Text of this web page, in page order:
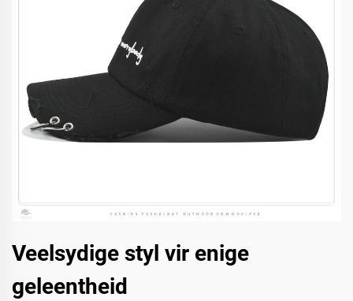
Veelsydige styl vir enige
geleentheid